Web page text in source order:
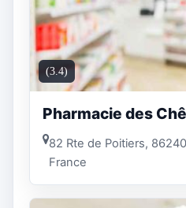
(3.4)
Pharmacie des
82 Rte de Poitiers,
France